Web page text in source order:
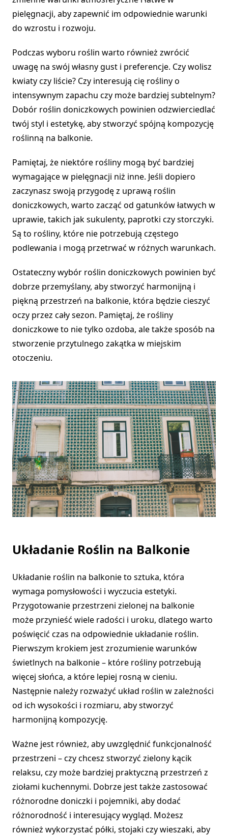
pielęgnacji, aby zapewnić im odpowiednie warunki
do wzrostu i rozwoju.
Podczas wyboru roślin warto również zwrócić
uwagę na swój własny gust i preferencje. Czy wolisz
kwiaty czy liście? Czy interesują cię rośliny o
intensywnym zapachu czy może bardziej subtelnym?
Dobór roślin doniczkowych powinien odzwierciedlać
twój styl i estetykę, aby stworzyć spójną kompozycję
roślinną na balkonie.
Pamiętaj, że niektóre rośliny mogą być bardziej
wymagające w pielęgnacji niż inne. Jeśli dopiero
zaczynasz swoją przygodę z uprawą roślin
doniczkowych, warto zacząć od gatunków łatwych w
uprawie, takich jak sukulenty, paprotki czy storczyki.
Są to rośliny, które nie potrzebują częstego
podlewania i mogą przetrwać w różnych warunkach.
Ostateczny wybór roślin doniczkowych powinien być
dobrze przemyślany, aby stworzyć harmonijną i
piękną przestrzeń na balkonie, która będzie cieszyć
oczy przez cały sezon. Pamiętaj, że rośliny
doniczkowe to nie tylko ozdoba, ale także sposób na
stworzenie przytulnego zakątka w miejskim
otoczeniu.
Układanie Roślin na Balkonie
Układanie roślin na balkonie to sztuka, która
wymaga pomysłowości i wyczucia estetyki.
Przygotowanie przestrzeni zielonej na balkonie
może przynieść wiele radości i uroku, dlatego warto
poświęcić czas na odpowiednie układanie roślin.
Pierwszym krokiem jest zrozumienie warunków
świetlnych na balkonie – które rośliny potrzebują
więcej słońca, a które lepiej rosną w cieniu.
Następnie należy rozważyć układ roślin w zależności
od ich wysokości i rozmiaru, aby stworzyć
harmonijną kompozycję.
Ważne jest również, aby uwzględnić funkcjonalność
przestrzeni – czy chcesz stworzyć zielony kącik
relaksu, czy może bardziej praktyczną przestrzeń z
ziołami kuchennymi. Dobrze jest także zastosować
różnorodne doniczki i pojemniki, aby dodać
różnorodność i interesujący wygląd. Możesz
również wykorzystać półki, stojaki czy wieszaki, aby